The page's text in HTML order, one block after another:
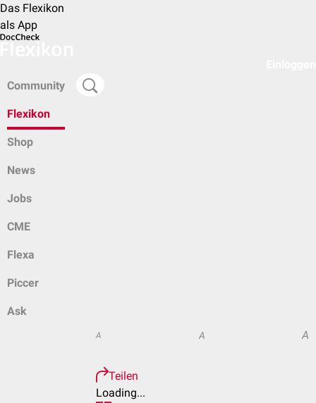
Das Flexikon
als App
Community
Flexikon
Shop
News
Jobs
CME
Flexa
Piccer
Ask
A A A
Teilen
Loading...